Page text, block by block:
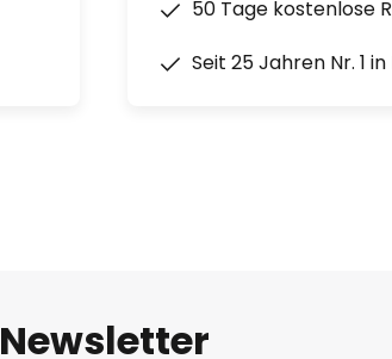
50 Tage kostenlose
Seit 25 Jahren Nr. 1
Newsletter